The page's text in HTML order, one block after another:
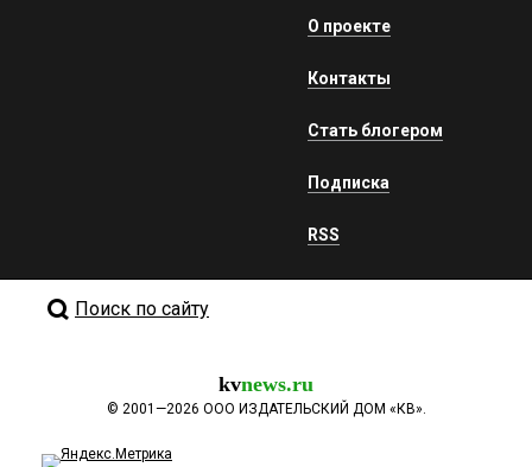
О проекте
Контакты
Стать блогером
Подписка
RSS
Поиск по сайту
kvnews.ru
© 2001—2026 ООО ИЗДАТЕЛЬСКИЙ ДОМ «КВ».